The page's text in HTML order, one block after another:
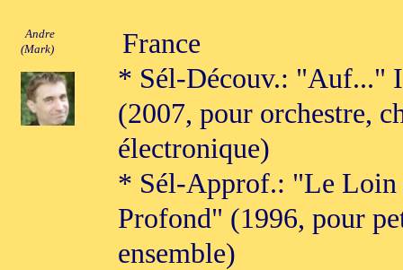
Andre
(Mark)
France
* Sél-Découv.: "Auf..."
(2007, pour orchestre,
électronique)
* Sél-Approf.: "Le Loin
Profond" (1996, pour
ensemble)